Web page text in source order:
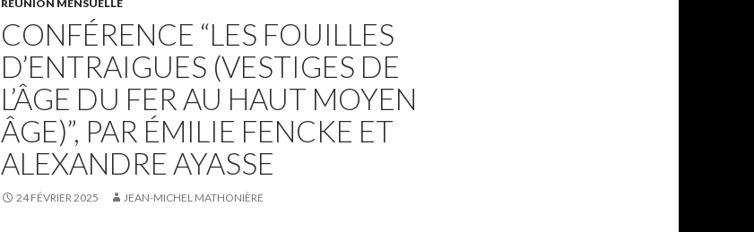
RÉUNION MENSUELLE
CONFÉRENCE “LES FOUILLES
D’ENTRAIGUES (VESTIGES DE
L’ÂGE DU FER AU HAUT MOYEN
ÂGE)”, PAR ÉMILIE FENCKE ET
ALEXANDRE AYASSE
24 FÉVRIER 2025 JEAN-MICHEL MATHONIÈRE